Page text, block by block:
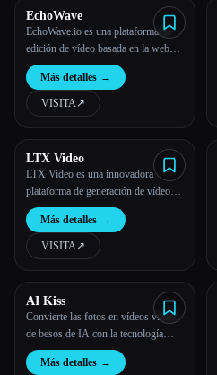
EchoWave
EchoWave.io es una plataforma de
edición de vídeo basada en la web
que permite a los usuarios crear y
modificar vídeos directamente desde
su navegador, lo que elimina la
necesidad de descargar software.
Más detalles →
VISITA↗︎
LTX Video
LTX Video es una innovadora
plataforma de generación de vídeos
con IA que permite a los creadores
una salida de vídeo en tiempo real,
imágenes de alta fidelidad y
funciones de aplicación versátiles.
Más detalles →
VISITA↗︎
AI Kiss
Convierte las fotos en vídeos virales
de besos de IA con la tecnología
Kiss AI. El generador de besos de
IA gratuito y el creador de IA para
Más detalles →